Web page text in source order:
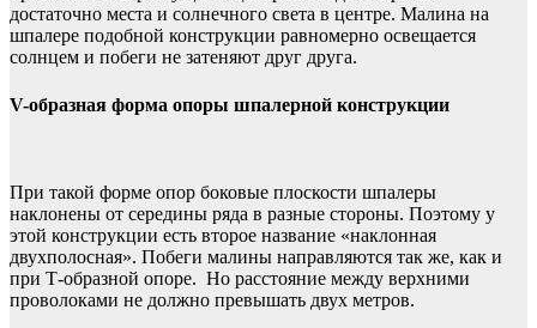
достаточно места и солнечного света в центре. Малина на
шпалере подобной конструкции равномерно освещается
солнцем и побеги не затеняют друг друга.
V-образная форма опоры шпалерной конструкции
При такой форме опор боковые плоскости шпалеры
наклонены от середины ряда в разные стороны. Поэтому у
этой конструкции есть второе название «наклонная
двухполосная». Побеги малины направляются так же, как и
при Т-образной опоре. Но расстояние между верхними
проволоками не должно превышать двух метров.